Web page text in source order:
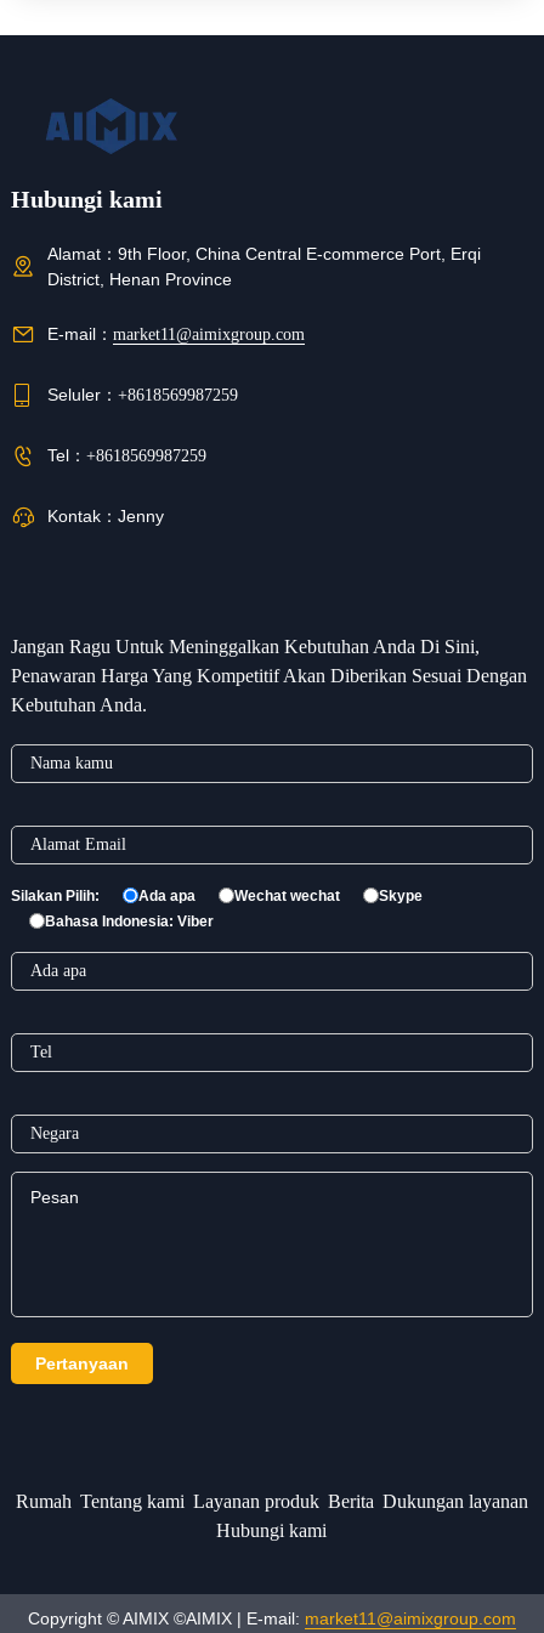
Hubungi kami
Alamat： 9th Floor, China Central E-commerce Port, Erqi
District, Henan Province
E-mail： market11@aimixgroup.com
Seluler： +8618569987259
Tel： +8618569987259
Kontak： Jenny
Jangan Ragu Untuk Meninggalkan Kebutuhan Anda Di Sini,
Penawaran Harga Yang Kompetitif Akan Diberikan Sesuai Dengan
Kebutuhan Anda.
Silakan Pilih: Ada apa Wechat wechat
Skype
Bahasa Indonesia: Viber
Rumah Tentang kami Layanan produk Berita Dukungan layanan
Hubungi kami
Copyright © AIMIX ©AIMIX | E-mail: market11@aimixgroup.com